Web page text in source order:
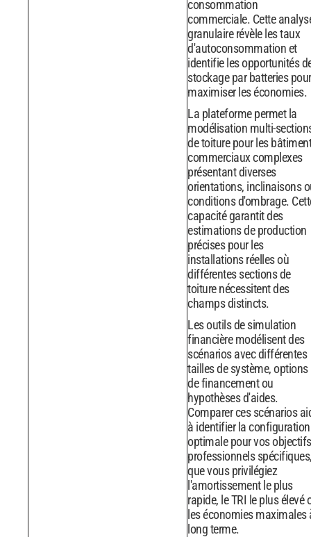
consommation
commerciale. Cette
granulaire révèle les taux
d'autoconsommation et
identifie les opportunités
stockage par batteries pour
maximiser les économies.
La plateforme permet la
modélisation multi-
de toiture pour les
commerciaux complexes
présentant diverses
orientations, inclinaisons
conditions d'ombrage.
capacité garantit des
estimations de production
précises pour les
installations réelles où
différentes sections de
toiture nécessitent des
champs distincts.
Les outils de simulation
financière modélisent des
scénarios avec différentes
tailles de système, options
de financement ou
hypothèses d'aides.
Comparer ces scénarios
à identifier la configuration
optimale pour vos objectifs
professionnels
que vous privilégiez
l'amortissement le plus
rapide, le TRI le plus élevé
les économies maximales
long terme.